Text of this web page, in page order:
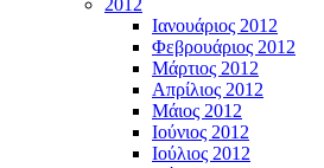
Ιανουάριος 2012
Φεβρουάριος 2012
Μάρτιος 2012
Απρίλιος 2012
Μάιος 2012
Ιούνιος 2012
Ιούλιος 2012